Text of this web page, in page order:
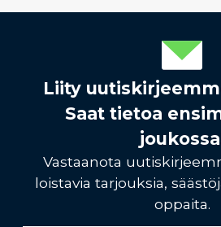
Liity
Saat tietoa
Vastaanota
loistavia tarjouksia,
oppaita.